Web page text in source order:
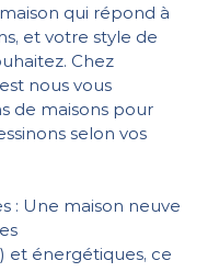
qui répond à
et votre style de
Chez
nous vous
de maisons pour
selon vos
: Une maison neuve
et énergétiques, ce